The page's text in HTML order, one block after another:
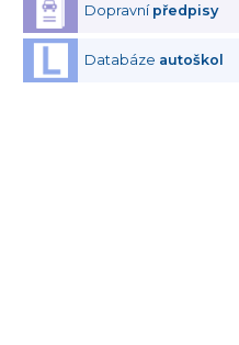
Dopravní předpisy
Databáze autoškol